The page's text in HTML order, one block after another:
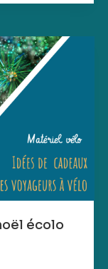
écolo